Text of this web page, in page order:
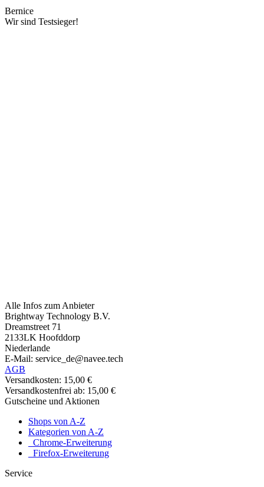
Bernice
Wir sind Testsieger!
Alle Infos zum Anbieter
Brightway Technology B.V.
Dreamstreet 71
2133LK Hoofddorp
Niederlande
E-Mail: service_de@navee.tech
AGB
Versandkosten: 15,00 €
Versandkostenfrei ab: 15,00 €
Gutscheine und Aktionen
Shops von A-Z
Kategorien von A-Z
Chrome-Erweiterung
Firefox-Erweiterung
Service